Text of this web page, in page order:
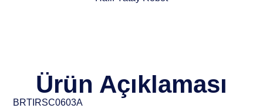
Ürün Açıklaması
BRTIRSC0603A